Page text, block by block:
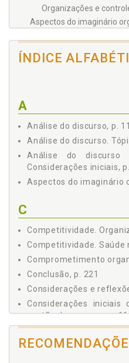
Organizações e
Aspectos do imaginário
Análise do discurso, p. 111
Considerações
Em busca de modismos
´Ganhe´ com a
Saúde nas empresas, p.
O discurso das melhores
211
CONCLUSÃO, p. 221
ÍNDICE
A
Análise do discurso, p.
Análise do discurso.
Análise do discurso
Considerações iniciais,
Aspectos do imaginário
C
Competitividade.
Competitividade. Saúde
Comprometimento
Conclusão, p. 221
Considerações e
Considerações
gestão de pessoas, p.
Considerações
39